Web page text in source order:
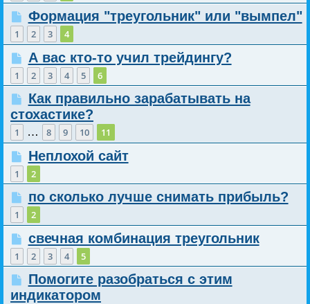
Формация "треугольник" или "вымпел"
1 2 3 4
А вас кто-то учил трейдингу?
1 2 3 4 5 6
Как правильно зарабатывать на
стохастике?
1 … 8 9 10 11
Неплохой сайт
1 2
по сколько лучше снимать прибыль?
1 2
свечная комбинация треугольник
1 2 3 4 5
Помогите разобраться с этим
индикатором